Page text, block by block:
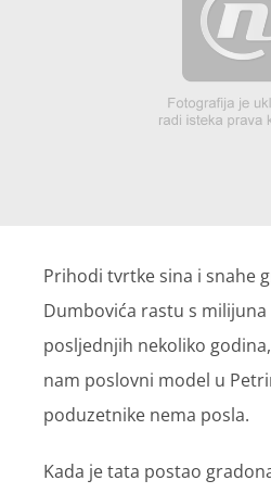
Prihodi tvrtke sina i snahe
Dumbovića rastu s milijuna
posljednjih nekoliko
nam poslovni model u
poduzetnike nema posla.
Kada je tata postao